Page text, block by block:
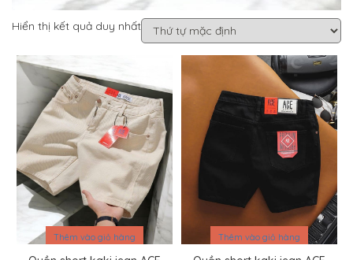
Hiển thị kết quả duy nhất
Thêm vào giỏ hàng
Sale
Thêm vào giỏ hàng